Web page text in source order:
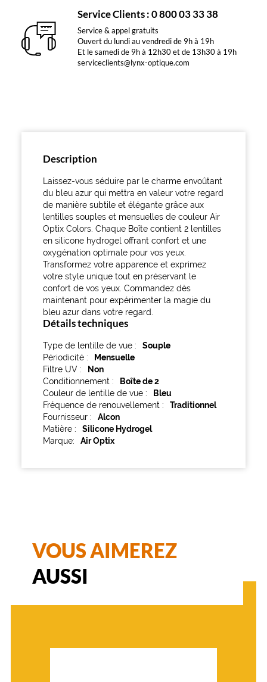
Service Clients : 0 800 03 33 38
Service & appel gratuits
Ouvert du lundi au vendredi de 9h à 19h
Et le samedi de 9h à 12h30 et de 13h30 à 19h
serviceclients@lynx-optique.com
Description
Laissez-vous séduire par le charme envoûtant
du bleu azur qui mettra en valeur votre regard
de manière subtile et élégante grâce aux
lentilles souples et mensuelles de couleur Air
Optix Colors. Chaque Boîte contient 2 lentilles
en silicone hydrogel offrant confort et une
oxygénation optimale pour vos yeux.
Transformez votre apparence et exprimez
votre style unique tout en préservant le
confort de vos yeux. Commandez dès
maintenant pour expérimenter la magie du
bleu azur dans votre regard.
Détails techniques
Type de lentille de vue
Souple
Périodicité
Mensuelle
Filtre UV
Non
Conditionnement
Boîte de 2
Couleur de lentille de vue
Bleu
Fréquence de renouvellement
Traditionnel
Fournisseur
Alcon
Matière
Silicone Hydrogel
Marque
Air Optix
VOUS AIMEREZ
AUSSI